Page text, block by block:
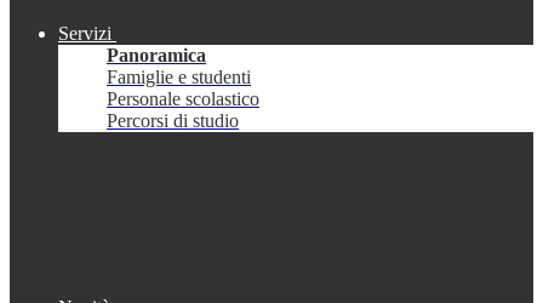
Servizi
Panoramica
Famiglie e studenti
Personale scolastico
Percorsi di studio